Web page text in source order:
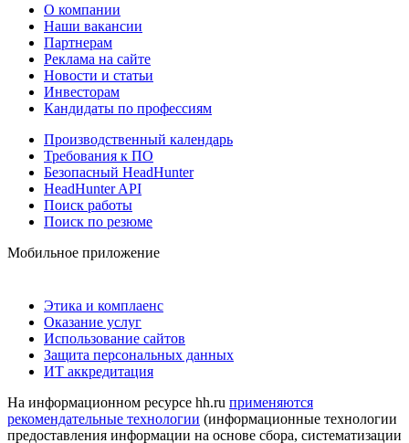
О компании
Наши вакансии
Партнерам
Реклама на сайте
Новости и статьи
Инвесторам
Кандидаты по профессиям
Производственный календарь
Требования к ПО
Безопасный HeadHunter
HeadHunter API
Поиск работы
Поиск по резюме
Мобильное приложение
Этика и комплаенс
Оказание услуг
Использование сайтов
Защита персональных данных
ИТ аккредитация
На информационном ресурсе hh.ru применяются
рекомендательные технологии (информационные технологии
предоставления информации на основе сбора, систематизации